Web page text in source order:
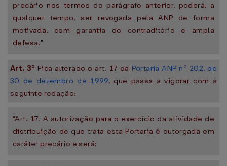
precário nos termos do parágrafo anterior, poderá, a
qualquer tempo, ser revogada pela ANP de forma
motivada, com garantia do contraditório e ampla
defesa."
Art. 3º Fica alterado o art. 17 da Portaria ANP nº 202, de
30 de dezembro de 1999, que passa a vigorar com a
seguinte redação:
"Art. 17. A autorização para o exercício da atividade de
distribuição de que trata esta Portaria é outorgada em
caráter precário e será: